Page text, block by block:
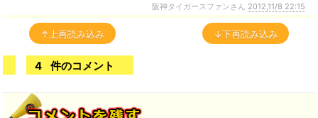
阪神タイガースファンさん 2012,11/8 22:15
↑上再読み込み ↓下再読み込み
4 件のコメント